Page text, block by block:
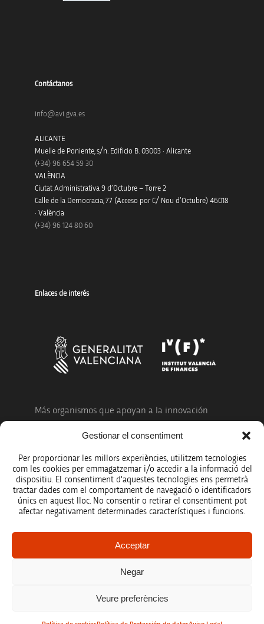
Gestionar el consentiment
Per proporcionar les millors experiències, utilitzem tecnologies
com les cookies per emmagatzemar i/o accedir a la informació del
dispositiu. El consentiment d'aquestes tecnologies ens permetrà
tractar dades com el comportament de navegació o identificadors
únics en aquest lloc. No consentir o retirar el consentiment pot
afectar negativament determinades característiques i funcions.
Acceptar
Negar
Veure preferències
Contáctanos
info@avi.gva.es
ALICANTE
Muelle de Poniente, s/n. Edificio B. 03003 · Alicante
(+34) 96 654 59 30
VALÈNCIA
Ciutat Administrativa 9 d’Octubre – Torre 2
Calle de la Democracia, 77 (Acceso por C/ Nou d’Octubre) 46018
· València
(+34) 96 124 80 60
Enlaces de interés
Más organismos que apoyan a la innovación
Avíso legal
Política de protección de datos
Registro de actividades de tratamiento